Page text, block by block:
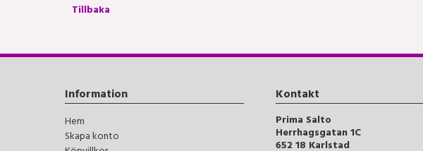
Tillbaka
Information
Hem
Skapa konto
Kontakt
Prima Salto
Herrhagsgatan 1C
652 18 Karlstad